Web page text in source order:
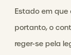
Estado em que
portanto, o
reger-se pela